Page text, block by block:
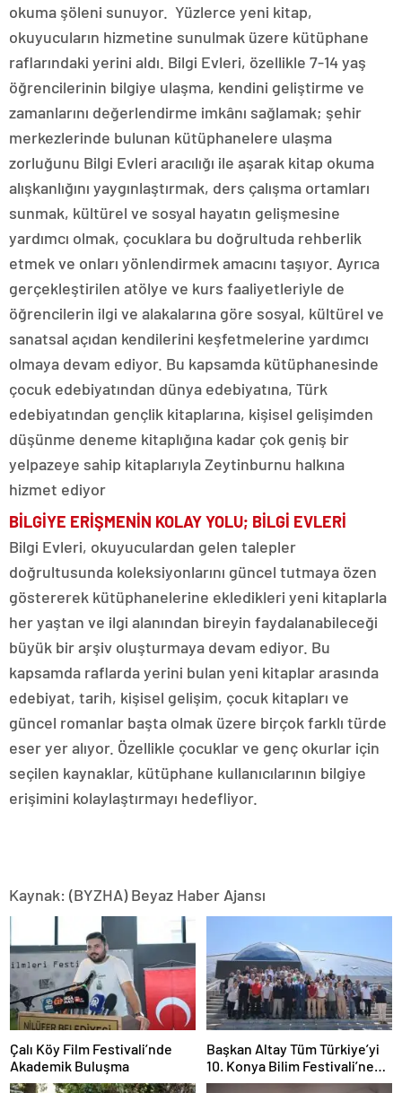
okuma şöleni sunuyor. Yüzlerce yeni kitap,
okuyucuların hizmetine sunulmak üzere kütüphane
raflarındaki yerini aldı. Bilgi Evleri, özellikle 7-14 yaş
öğrencilerinin bilgiye ulaşma, kendini geliştirme ve
zamanlarını değerlendirme imkânı sağlamak; şehir
merkezlerinde bulunan kütüphanelere ulaşma
zorluğunu Bilgi Evleri aracılığı ile aşarak kitap okuma
alışkanlığını yaygınlaştırmak, ders çalışma ortamları
sunmak, kültürel ve sosyal hayatın gelişmesine
yardımcı olmak, çocuklara bu doğrultuda rehberlik
etmek ve onları yönlendirmek amacını taşıyor. Ayrıca
gerçekleştirilen atölye ve kurs faaliyetleriyle de
öğrencilerin ilgi ve alakalarına göre sosyal, kültürel ve
sanatsal açıdan kendilerini keşfetmelerine yardımcı
olmaya devam ediyor. Bu kapsamda kütüphanesinde
çocuk edebiyatından dünya edebiyatına, Türk
edebiyatından gençlik kitaplarına, kişisel gelişimden
düşünme deneme kitaplığına kadar çok geniş bir
yelpazeye sahip kitaplarıyla Zeytinburnu halkına
hizmet ediyor
BİLGİYE ERİŞMENİN KOLAY YOLU; BİLGİ EVLERİ
Bilgi Evleri, okuyuculardan gelen talepler
doğrultusunda koleksiyonlarını güncel tutmaya özen
göstererek kütüphanelerine ekledikleri yeni kitaplarla
her yaştan ve ilgi alanından bireyin faydalanabileceği
büyük bir arşiv oluşturmaya devam ediyor. Bu
kapsamda raflarda yerini bulan yeni kitaplar arasında
edebiyat, tarih, kişisel gelişim, çocuk kitapları ve
güncel romanlar başta olmak üzere birçok farklı türde
eser yer alıyor. Özellikle çocuklar ve genç okurlar için
seçilen kaynaklar, kütüphane kullanıcılarının bilgiye
erişimini kolaylaştırmayı hedefliyor.
Kaynak: (BYZHA) Beyaz Haber Ajansı
Çalı Köy Film Festivali’nde
Akademik Buluşma
Başkan Altay Tüm Türkiye’yi
10. Konya Bilim Festivali’ne
Davet Etti